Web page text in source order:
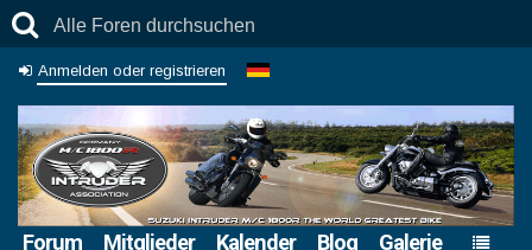
Anmelden oder registrieren
Forum Mitglieder Kalender Blog Galerie